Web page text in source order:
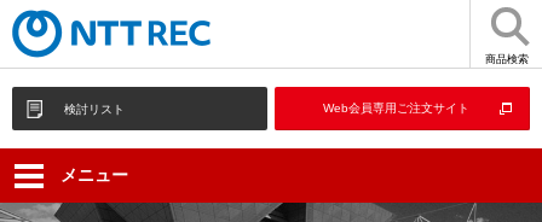
商品検索
検討リスト Web会員専用ご注文サイト
メニュー